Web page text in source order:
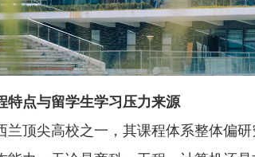
特点与留学生学习压力来源
顶尖高校之一，其课程体系整体偏研